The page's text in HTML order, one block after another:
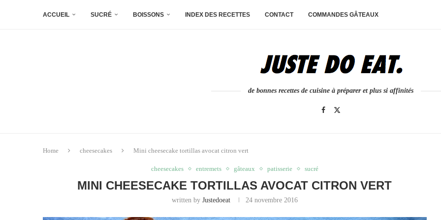
ACCUEIL SUCRÉ BOISSONS INDEX DES RECETTES CONTACT COMMANDES GÂTEAUX
de bonnes recettes de cuisine à préparer et plus si affinités
Home cheesecakes Mini cheesecake tortillas avocat citron vert
cheesecakes entremets gâteaux patisserie sucré
MINI CHEESECAKE TORTILLAS AVOCAT CITRON VERT
written by Justedoeat 24 novembre 2016